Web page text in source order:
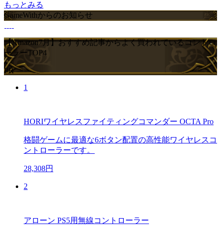
もっとみる
GameWithからのお知らせ
【Amazon7月】おすすめ記事からよく買われているコントロ
ーラーTOP4
PR
1
HORIワイヤレスファイティングコマンダー OCTA Pro
格闘ゲームに最適な6ボタン配置の高性能ワイヤレスコ
ントローラーです。
28,308円
2
アローン PS5用無線コントローラー